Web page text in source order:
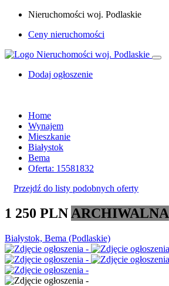
Nieruchomości woj. Podlaskie
Ceny nieruchomości
Dodaj ogłoszenie
Home
Wynajem
Mieszkanie
Białystok
Bema
Oferta: 15581832
Przejdź do listy podobnych oferty
1 250 PLN ARCHIWALNA
Białystok, Bema (Podlaskie)